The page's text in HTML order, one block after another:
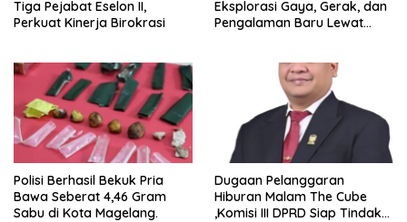
Tiga Pejabat Eselon II,
Perkuat Kinerja Birokrasi
Eksplorasi Gaya, Gerak, dan
Pengalaman Baru Lewat
Polisi Berhasil Bekuk Pria
Bawa Seberat 4,46 Gram
Sabu di Kota Magelang.
Dugaan Pelanggaran
Hiburan Malam The Cube
,Komisi III DPRD Siap Tindak